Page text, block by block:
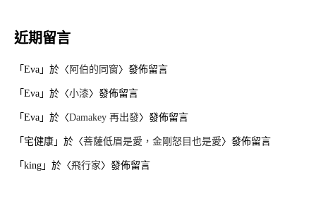
近期留言
「 Eva 」於〈 阿伯的同窗〉發佈留言
「 Eva 」於〈小漆〉發佈留言
「 Eva 」於〈Damakey 再出發〉發佈留言
「 宅健康 」於〈菩薩低眉是愛，金剛怒目也是愛〉發佈留言
「 king 」於〈飛行家〉發佈留言